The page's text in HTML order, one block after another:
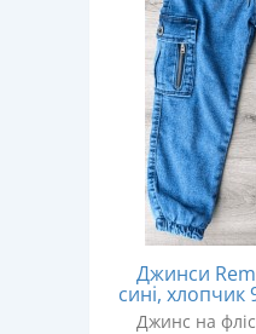
Джинси
сині, хлопчик
Джинс на